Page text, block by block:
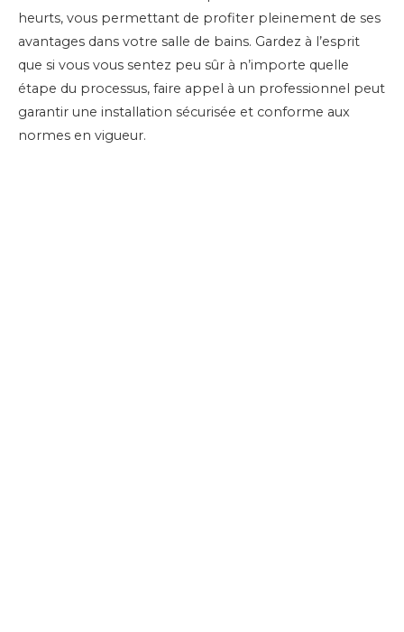
heurts, vous permettant de profiter pleinement de ses
avantages dans votre salle de bains. Gardez à l’esprit
que si vous vous sentez peu sûr à n’importe quelle
étape du processus, faire appel à un professionnel peut
garantir une installation sécurisée et conforme aux
normes en vigueur.